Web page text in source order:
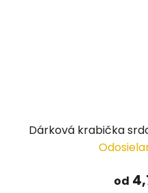
Dárková krabička
od